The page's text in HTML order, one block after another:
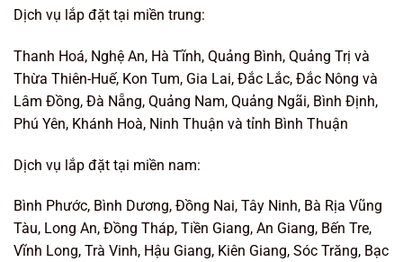
Dịch vụ lắp đặt tại miền trung:
Thanh Hoá, Nghệ An, Hà Tĩnh, Quảng Bình, Quảng Trị và
Thừa Thiên-Huế, Kon Tum, Gia Lai, Đắc Lắc, Đắc Nông và
Lâm Đồng, Đà Nẵng, Quảng Nam, Quảng Ngãi, Bình Định,
Phú Yên, Khánh Hoà, Ninh Thuận và tỉnh Bình Thuận
Dịch vụ lắp đặt tại miền nam:
Bình Phước, Bình Dương, Đồng Nai, Tây Ninh, Bà Rịa Vũng
Tàu, Long An, Đồng Tháp, Tiền Giang, An Giang, Bến Tre,
Vĩnh Long, Trà Vinh, Hậu Giang, Kiên Giang, Sóc Trăng, Bạc